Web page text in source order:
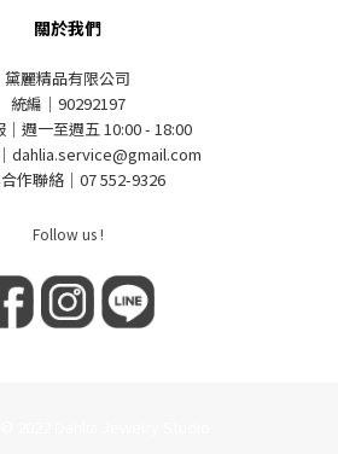
關於我們
黛麗精品有限公司
統編｜90292197
週一至週五 10:00 - 18:00
dahlia.service@gmail.com
作聯絡｜07 552-9326
Follow us !